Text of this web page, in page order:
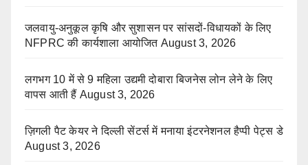
जलवायु-अनुकूल कृषि और सुशासन पर सांसदों-विधायकों के लिए
NFPRC की कार्यशाला आयोजित August 3, 2026
लगभग 10 में से 9 महिला उद्यमी दोबारा बिजनेस लोन लेने के लिए
वापस आती हैं August 3, 2026
ज़िगली पैट केयर ने दिल्ली सेंटर्स में मनाया इंटरनेशनल हैप्पी पेट्स डे
August 3, 2026